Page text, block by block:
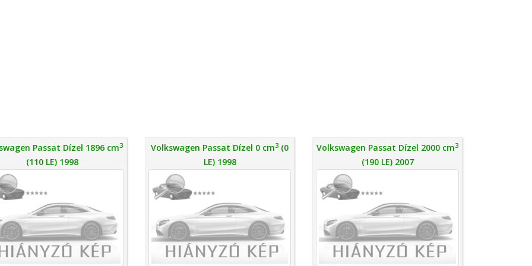
Passat Dízel 1896 cm3
(110 LE) 1998
Volkswagen Passat Dízel 0 cm3 (0
LE) 1998
Volkswagen Passat Dízel 2000 cm3
(190 LE) 2007